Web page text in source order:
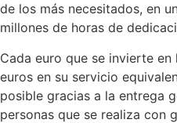
de los más necesitados, en
millones de horas de
Cada euro que se invierte
euros en su servicio
posible gracias a la entrega
personas que se realiza con